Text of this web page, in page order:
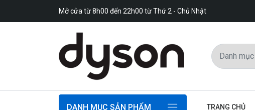
Mở cửa từ 8h00 đến 22h00 từ Thứ 2 - Chủ Nhật
DANH MỤC SẢN PHẨM TRANG CHỦ